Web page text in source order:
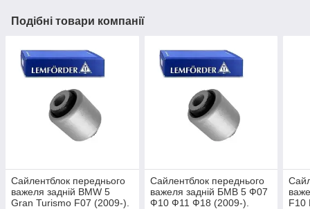
Подібні товари компанії
Сайлентблок переднього
важеля задній BMW 5
Gran Turismo F07 (2009-).
Сайлентблок переднього
важеля задній БМВ 5 Ф07
Ф10 Ф11 Ф18 (2009-).
F10